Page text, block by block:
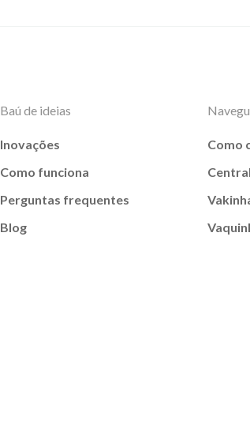
Baú de ideias
Inovações
Como funciona
Perguntas frequentes
Blog
Como